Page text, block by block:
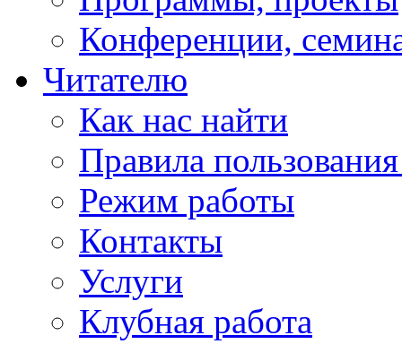
Конференции,
Читателю
Как нас найти
Правила
Режим работы
Контакты
Услуги
Клубная работа